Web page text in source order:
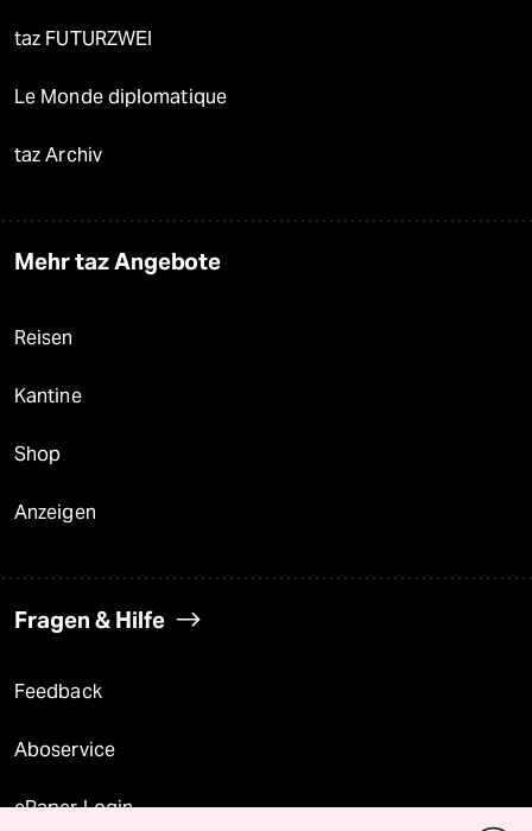
taz FUTURZWEI
Le Monde diplomatique
taz Archiv
Mehr taz Angebote
Reisen
Kantine
Shop
Anzeigen
Fragen & Hilfe
Feedback
Aboservice
ePaper Login